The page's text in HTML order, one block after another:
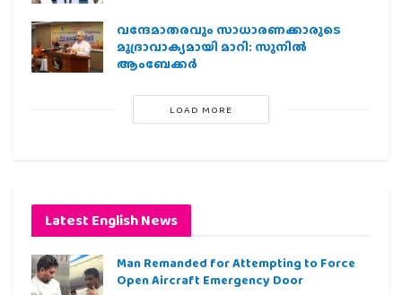
വന്ദേമാതരവും സാധാരണക്കാരുടെ
മുദ്രാവാക്യമായി മാറി: സുനിൽ
ആംബേക്കർ
LOAD MORE
Latest English News
Man Remanded for Attempting to Force
Open Aircraft Emergency Door